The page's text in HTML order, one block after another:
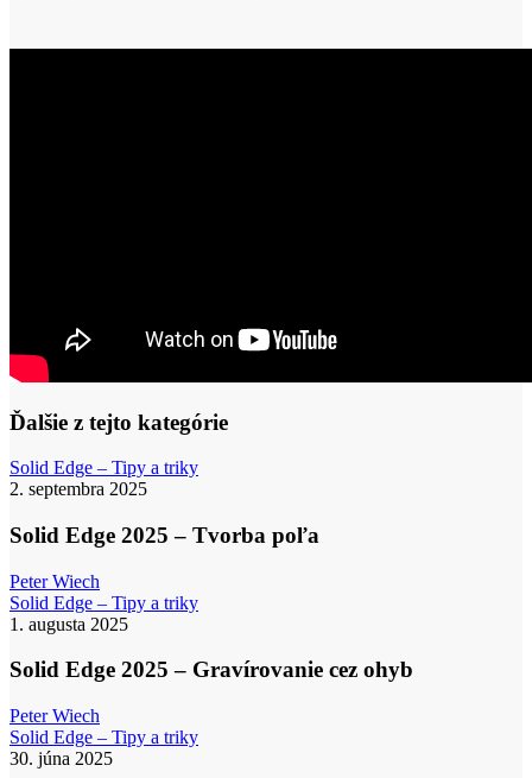
Ďalšie z tejto kategórie
Solid Edge – Tipy a trikySolid
–
2. septembra 2025
Solid Edge 2025 – Tvorba poľa
Peter Wiech
Solid Edge – Tipy a trikySolid
–
ohyb
1. augusta 2025
Solid Edge 2025 – Gravírovanie cez ohyb
Peter Wiech
Solid Edge – Tipy a trikySolide
30. júna 2025